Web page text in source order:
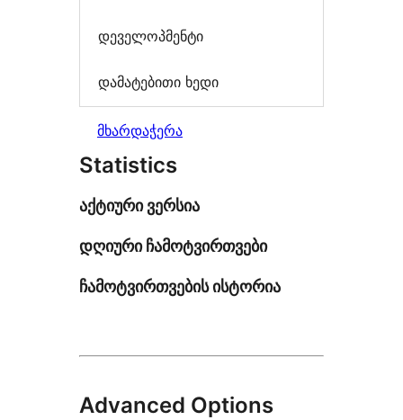
დეველოპმენტი
დამატებითი ხედი
მხარდაჭერა
Statistics
აქტიური ვერსია
დღიური ჩამოტვირთვები
ჩამოტვირთვების ისტორია
Advanced Options